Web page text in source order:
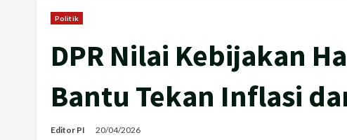
Politik
DPR Nilai Kebijakan
Bantu Tekan Inflasi
Editor PI 20/04/2026